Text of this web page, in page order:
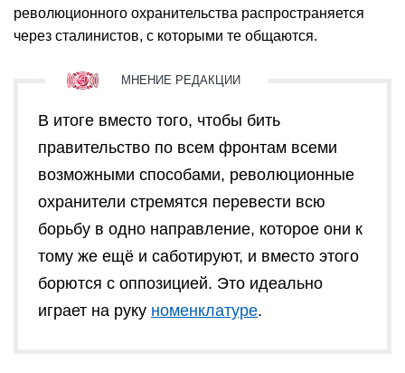
революционного охранительства распространяется
через сталинистов, с которыми те общаются.
В итоге вместо того, чтобы бить
правительство по всем фронтам всеми
возможными способами, революционные
охранители стремятся перевести всю
борьбу в одно направление, которое они к
тому же ещё и саботируют, и вместо этого
борются с оппозицией. Это идеально
играет на руку номенклатуре.